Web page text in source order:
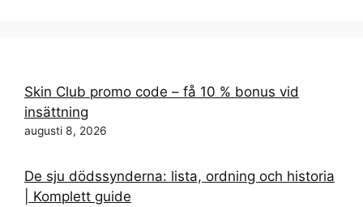
Skin Club promo code – få 10 % bonus vid
insättning
augusti 8, 2026
De sju dödssynderna: lista, ordning och historia
| Komplett guide